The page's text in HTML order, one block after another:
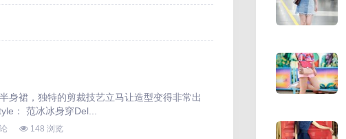
身裙，独特的剪裁技艺立马让造型变得非常出
： 范冰冰身穿Del...
148 浏览